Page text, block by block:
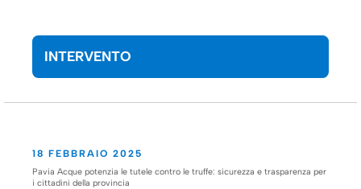
INTERVENTO
18 FEBBRAIO 2025
Pavia Acque potenzia le tutele contro le truffe: sicurezza e trasparenza per
i cittadini della provincia